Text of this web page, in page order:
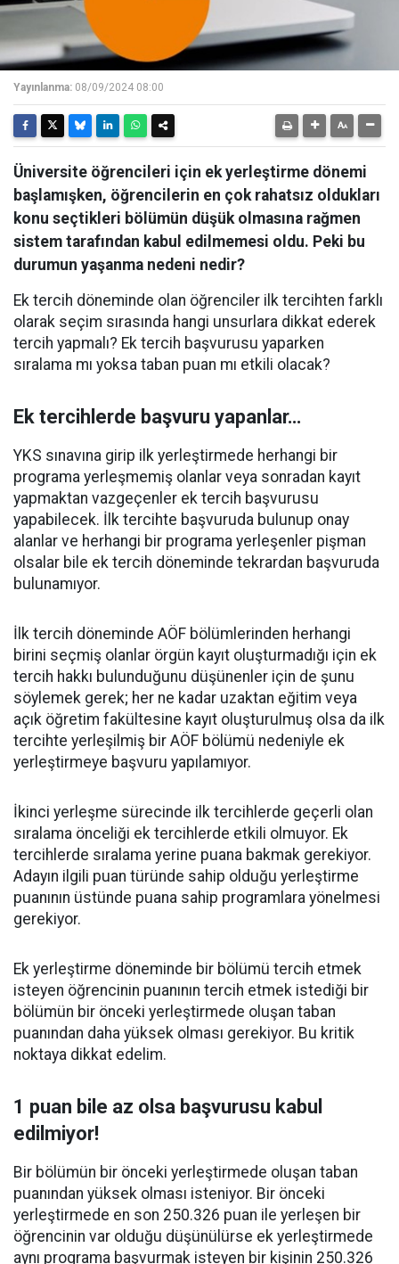
Yayınlanma: 08/09/2024 08:00
Üniversite öğrencileri için ek yerleştirme dönemi
başlamışken, öğrencilerin en çok rahatsız oldukları
konu seçtikleri bölümün düşük olmasına rağmen
sistem tarafından kabul edilmemesi oldu. Peki bu
durumun yaşanma nedeni nedir?
Ek tercih döneminde olan öğrenciler ilk tercihten farklı
olarak seçim sırasında hangi unsurlara dikkat ederek
tercih yapmalı? Ek tercih başvurusu yaparken
sıralama mı yoksa taban puan mı etkili olacak?
Ek tercihlerde başvuru yapanlar…
YKS sınavına girip ilk yerleştirmede herhangi bir
programa yerleşmemiş olanlar veya sonradan kayıt
yapmaktan vazgeçenler ek tercih başvurusu
yapabilecek. İlk tercihte başvuruda bulunup onay
alanlar ve herhangi bir programa yerleşenler pişman
olsalar bile ek tercih döneminde tekrardan başvuruda
bulunamıyor.
İlk tercih döneminde AÖF bölümlerinden herhangi
birini seçmiş olanlar örgün kayıt oluşturmadığı için ek
tercih hakkı bulunduğunu düşünenler için de şunu
söylemek gerek; her ne kadar uzaktan eğitim veya
açık öğretim fakültesine kayıt oluşturulmuş olsa da ilk
tercihte yerleşilmiş bir AÖF bölümü nedeniyle ek
yerleştirmeye başvuru yapılamıyor.
İkinci yerleşme sürecinde ilk tercihlerde geçerli olan
sıralama önceliği ek tercihlerde etkili olmuyor. Ek
tercihlerde sıralama yerine puana bakmak gerekiyor.
Adayın ilgili puan türünde sahip olduğu yerleştirme
puanının üstünde puana sahip programlara yönelmesi
gerekiyor.
Ek yerleştirme döneminde bir bölümü tercih etmek
isteyen öğrencinin puanının tercih etmek istediği bir
bölümün bir önceki yerleştirmede oluşan taban
puanından daha yüksek olması gerekiyor. Bu kritik
noktaya dikkat edelim.
1 puan bile az olsa başvurusu kabul
edilmiyor!
Bir bölümün bir önceki yerleştirmede oluşan taban
puanından yüksek olması isteniyor. Bir önceki
yerleştirmede en son 250.326 puan ile yerleşen bir
öğrencinin var olduğu düşünülürse ek yerleştirmede
aynı programa başvurmak isteyen bir kişinin 250.326